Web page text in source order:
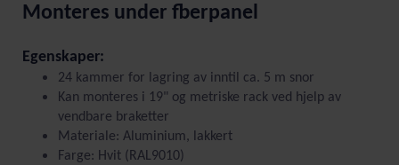
Monteres under fberpanel
Egenskaper:
24 kammer for lagring av inntil ca. 5 m snor
Kan monteres i 19" og metriske rack ved hjelp av
vendbare braketter
Materiale: Aluminium, lakkert
Farge: Hvit (RAL9010)